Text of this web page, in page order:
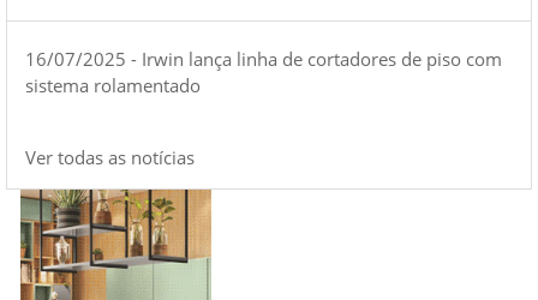
16/07/2025 - Irwin lança linha de cortadores de piso com
sistema rolamentado
Ver todas as notícias